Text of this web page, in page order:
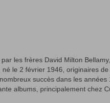
les frères David Milton
le 2 février 1946, originaires de
succès dans les années
albums, principalement chez